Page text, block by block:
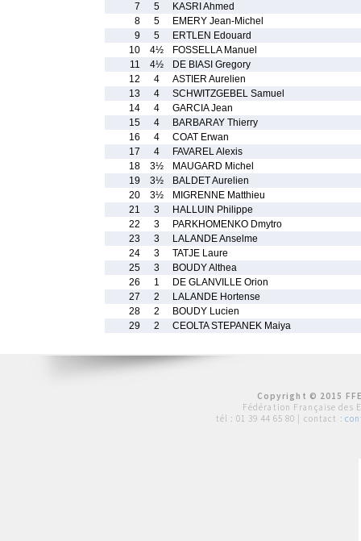
7
5
KASRI Ahmed
8
5
EMERY Jean-Michel
9
5
ERTLEN Edouard
10
4½
FOSSELLA Manuel
11
4½
DE BIASI Gregory
12
4
ASTIER Aurelien
13
4
SCHWITZGEBEL Samuel
14
4
GARCIA Jean
15
4
BARBARAY Thierry
16
4
COAT Erwan
17
4
FAVAREL Alexis
18
3½
MAUGARD Michel
19
3½
BALDET Aurelien
20
3½
MIGRENNE Matthieu
21
3
HALLUIN Philippe
22
3
PARKHOMENKO Dmytro
23
3
LALANDE Anselme
24
3
TATJE Laure
25
3
BOUDY Althea
26
1
DE GLANVILLE Orion
27
2
LALANDE Hortense
28
2
BOUDY Lucien
29
2 CEOLTA STEPANEK Maiya
Copyright © 2015
Fédération Française des
tél : 01 39 44 65 80 | contact :